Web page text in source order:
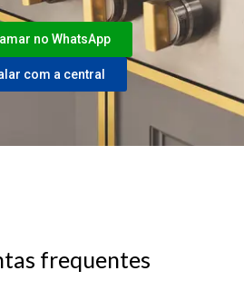
no WhatsApp
com a central
frequentes